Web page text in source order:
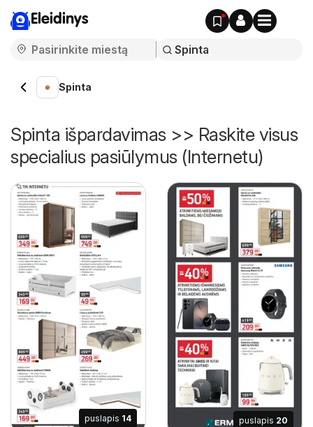
Eleidinys
Spinta
Spinta išpardavimas >> Raskite visus
specialius pasiūlymus (Internetu)
puslapis 14 puslapis 20